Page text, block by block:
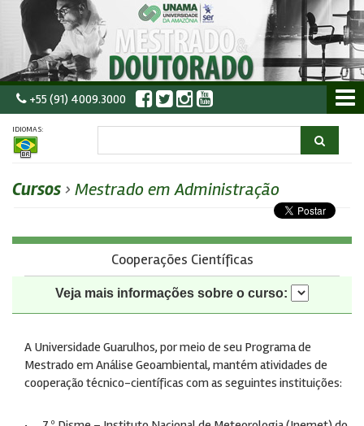
+55 (91) 4009.3000
IDIOMAS:
Cursos› Mestrado em Administração
Cooperações Científicas
Veja mais informações sobre o curso:
A Universidade Guarulhos, por meio de seu Programa de
Mestrado em Análise Geoambiental, mantém atividades de
cooperação técnico-científicas com as seguintes instituições: